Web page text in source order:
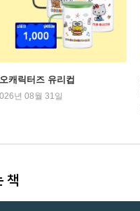
캐릭터즈 유리컵
년 08월 31일
책